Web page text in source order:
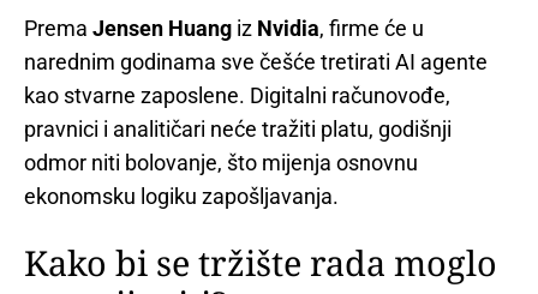
Prema Jensen Huang iz Nvidia, firme će u
narednim godinama sve češće tretirati AI agente
kao stvarne zaposlene. Digitalni računovođe,
pravnici i analitičari neće tražiti platu, godišnji
odmor niti bolovanje, što mijenja osnovnu
ekonomsku logiku zapošljavanja.
Kako bi se tržište rada moglo